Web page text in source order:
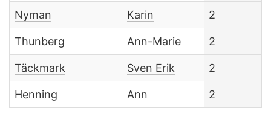
Nyman Karin 2
Thunberg Ann-Marie 2
Täckmark Sven Erik 2
Henning Ann 2